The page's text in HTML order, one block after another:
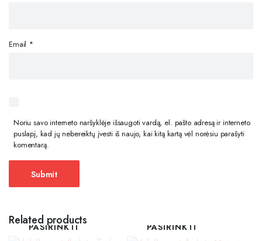
Email *
Noriu savo interneto naršyklėje išsaugoti vardą, el. pašto adresą ir interneto
puslapį, kad jų nebereiktų įvesti iš naujo, kai kitą kartą vėl norėsiu parašyti
komentarą.
Related products
PASIRINKTI
PASIRINKTI